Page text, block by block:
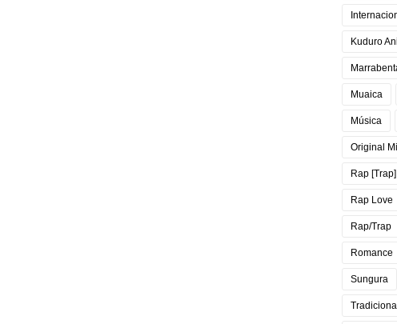
Kuduro
Muaica
Música
Original
Rap [Trap]
Rap Love
Rap/Trap
Romance
Sungura
Tradicional